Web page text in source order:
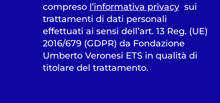
compreso l’informativa privacysui
trattamenti di dati personali
effettuati ai sensi dell’art. 13 Reg. (UE)
2016/679 (GDPR) da Fondazione
Umberto Veronesi ETS in qualità di
titolare del trattamento.